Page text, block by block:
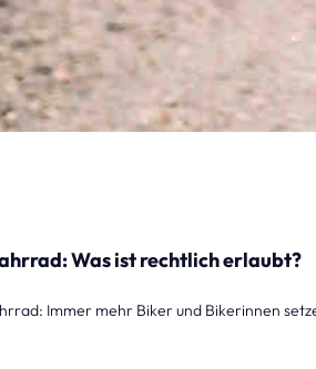
Was ist rechtlich erlaubt?
Immer mehr Biker und Bikerinnen